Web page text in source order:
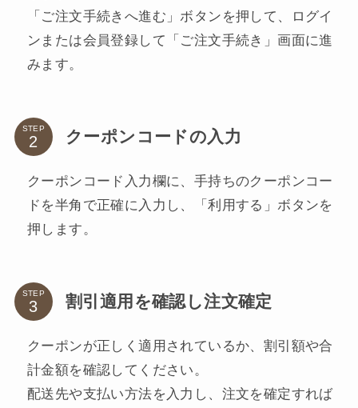
「ご注文手続きへ進む」ボタンを押して、ログイ
ンまたは会員登録して「ご注文手続き」画面に進
みます。
STEP クーポンコードの入力
クーポンコード入力欄に、手持ちのクーポンコー
ドを半角で正確に入力し、「利用する」ボタンを
押します。
STEP 割引適用を確認し注文確定
クーポンが正しく適用されているか、割引額や合
計金額を確認してください。
配送先や支払い方法を入力し、注文を確定すれば